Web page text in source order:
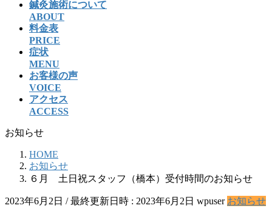
鍼灸施術について
ABOUT
料金表
PRICE
症状
MENU
お客様の声
VOICE
アクセス
ACCESS
お知らせ
HOME
お知らせ
６月 土日祝スタッフ（橋本）受付時間のお知らせ
2023年6月2日 / 最終更新日時 : 2023年6月2日 wpuser お知らせ